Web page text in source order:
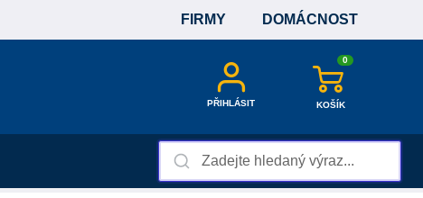
FIRMY DOMÁCNOST
PŘIHLÁSIT
0
KOŠÍK